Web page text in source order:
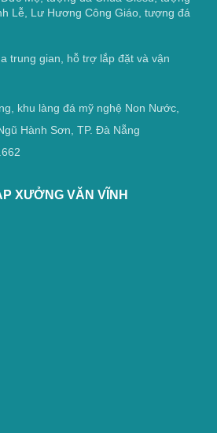
Lễ, Lư Hương Công Giáo, tượng đá
trung gian, hỗ trợ lắp đặt và vận
khu làng đá mỹ nghệ Non Nước,
Hành Sơn, TP. Đà Nẵng
XƯỞNG VĂN VĨNH